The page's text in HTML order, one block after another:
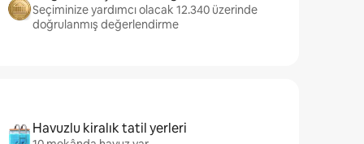
Seçiminize yardımcı olacak 12.340 üzerinde
doğrulanmış değerlendirme
Havuzlu kiralık tatil yerleri